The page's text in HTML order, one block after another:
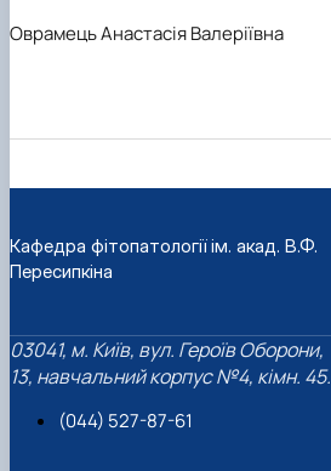
Оврамець Анастасія Валеріївна
Кафедра фітопатології ім. акад. В.Ф.
Пересипкіна
03041, м. Київ, вул. Героїв Оборони,
13, навчальний корпус №4, кімн. 45.
(044) 527-87-61